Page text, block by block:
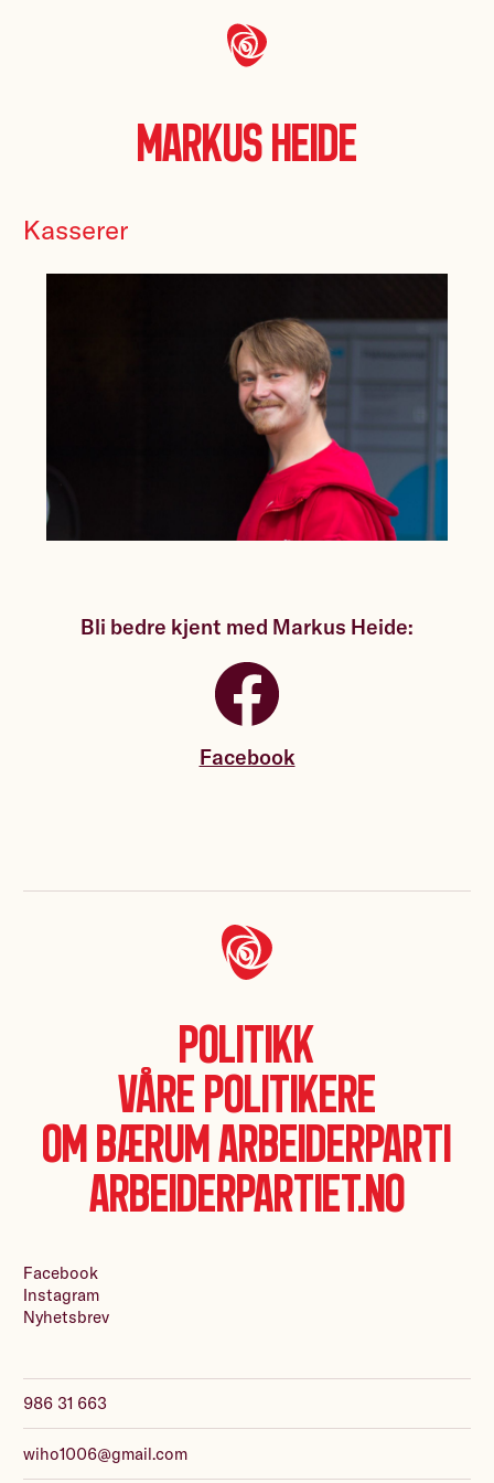
Markus Heide
Kasserer
Bli bedre kjent med Markus Heide:
Facebook
Politikk
Våre politikere
Om Bærum Arbeiderparti
Arbeiderpartiet.no
986 31 663
wiho1006@gmail.com
Facebook
Instagram
Nyhetsbrev